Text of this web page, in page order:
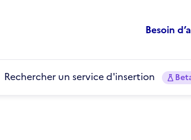
Besoin
Rechercher un service d'insertion